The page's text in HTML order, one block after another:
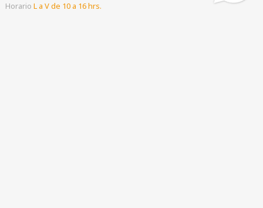
Horario L a V de 10 a 16 hrs.